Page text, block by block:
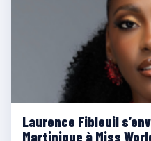
Laurence Fibleuil
Martinique à Miss